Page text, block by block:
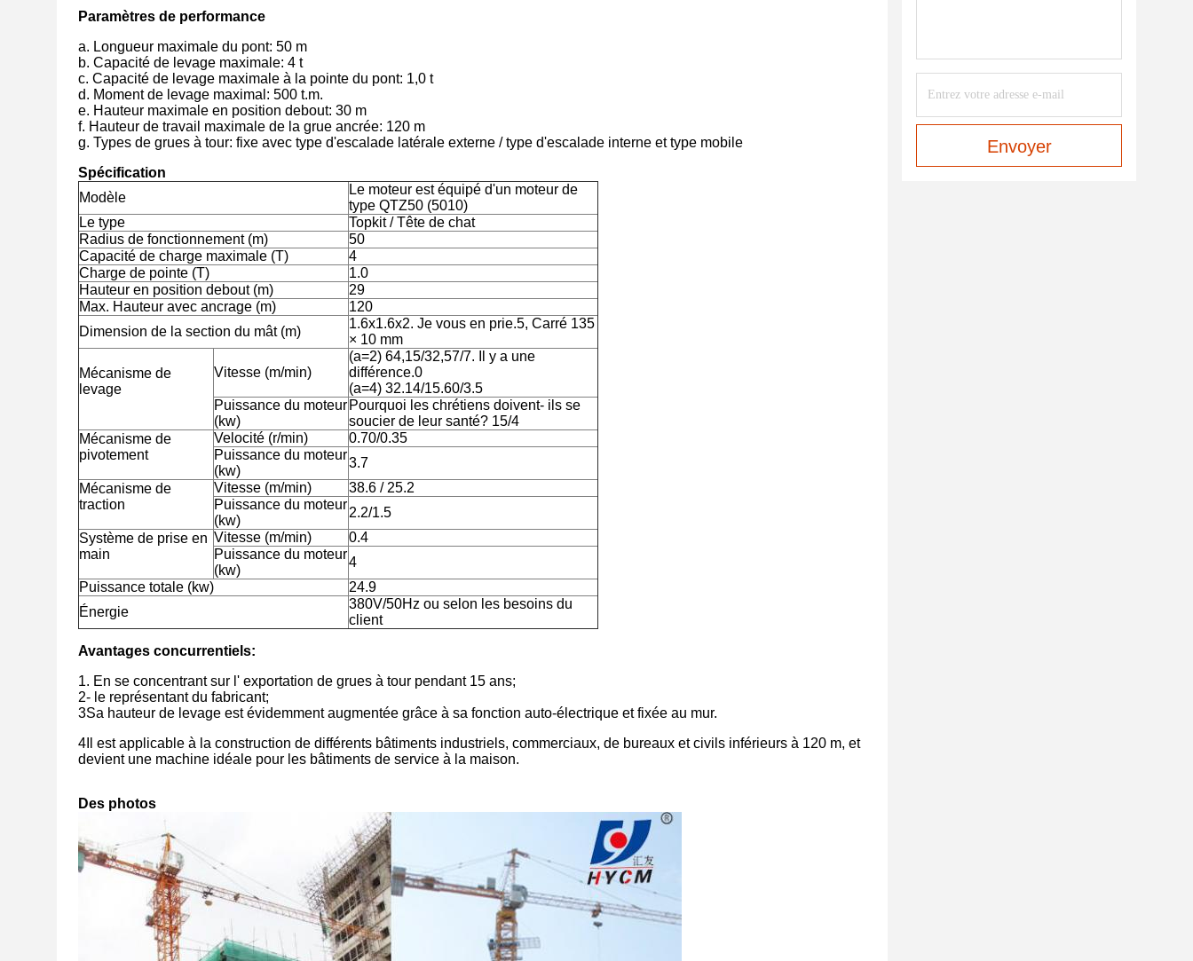
Paramètres de performance
a. Longueur maximale du pont: 50 m
b. Capacité de levage maximale: 4 t
c. Capacité de levage maximale à la pointe du pont: 1,0 t
d. Moment de levage maximal: 500 t.m.
e. Hauteur maximale en position debout: 30 m
f. Hauteur de travail maximale de la grue ancrée: 120 m
g. Types de grues à tour: fixe avec type d'escalade latérale externe / type d'escalade interne et type mobile
Spécification
Modèle
Le moteur est équipé d'un moteur de
type QTZ50 (5010)
Le type
Topkit / Tête de chat
Radius de fonctionnement (m)
50
Capacité de charge maximale (T)
4
Charge de pointe (T)
1.0
Hauteur en position debout (m)
29
Max. Hauteur avec ancrage (m)
120
Dimension de la section du mât (m)
1.6x1.6x2. Je vous en prie.5, Carré 135
× 10 mm
Mécanisme de
levage
Vitesse (m/min)
(a=2) 64,15/32,57/7. Il y a une
différence.0
(a=4) 32.14/15.60/3.5
Puissance du moteur
(kw)
Pourquoi les chrétiens doivent- ils se
soucier de leur santé? 15/4
Mécanisme de
pivotement
Velocité (r/min)
0.70/0.35
Puissance du moteur
(kw)
3.7
Mécanisme de
traction
Vitesse (m/min)
38.6 / 25.2
Puissance du moteur
(kw)
2.2/1.5
Système de prise en
main
Vitesse (m/min)
0.4
Puissance du moteur
(kw)
4
Puissance totale (kw)
24.9
Énergie
380V/50Hz ou selon les besoins du
client
Avantages concurrentiels:
1. En se concentrant sur l' exportation de grues à tour pendant 15 ans;
2- le représentant du fabricant;
3Sa hauteur de levage est évidemment augmentée grâce à sa fonction auto-électrique et fixée au mur.
4Il est applicable à la construction de différents bâtiments industriels, commerciaux, de bureaux et civils inférieurs à 120 m, et
devient une machine idéale pour les bâtiments de service à la maison.
Des photos
Envoyer